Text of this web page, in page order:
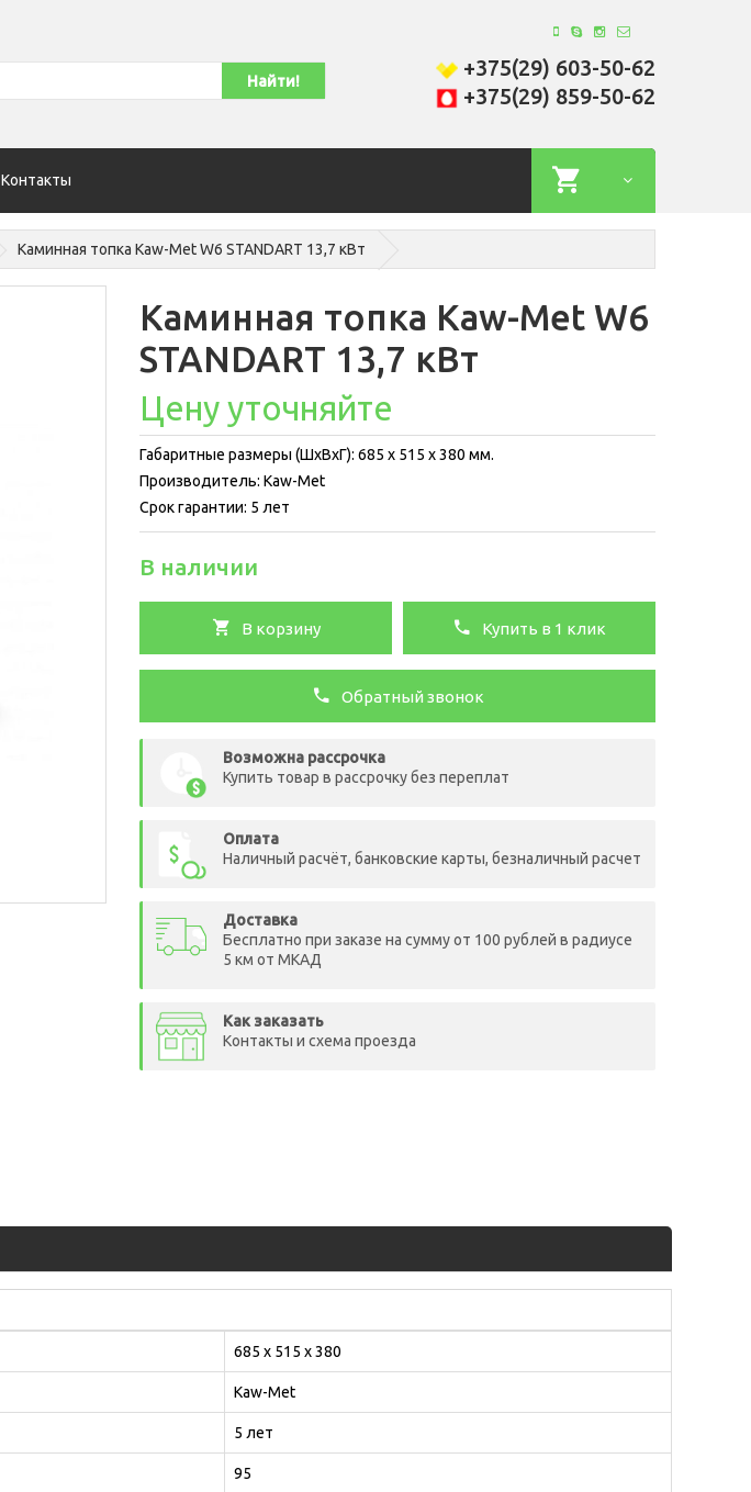
+375(29) 603-50-62
+375(29) 859-50-62
Контакты
Каминная топка Kaw-Met W6 STANDART 13,7 кВт
Каминная топка Kaw-Met W6
STANDART 13,7 кВт
Цену уточняйте
Габаритные размеры (ШхВхГ): 685 x 515 x 380 мм.
Производитель: Kaw-Met
Срок гарантии: 5 лет
В наличии
В корзину Купить в 1 клик
Обратный звонок
Возможна рассрочка
Купить товар в рассрочку без переплат
Оплата
Наличный расчёт, банковские карты, безналичный расчет
Доставка
Бесплатно при заказе на сумму от 100 рублей в радиусе
5 км от МКАД
Как заказать
Контакты и схема проезда
685 х 515 х 380
Kaw-Met
5 лет
95